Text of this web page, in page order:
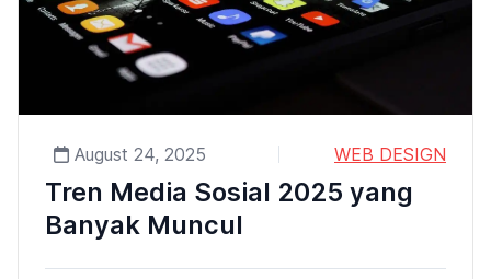
August 24, 2025 WEB DESIGN
Tren Media Sosial 2025 yang
Banyak Muncul